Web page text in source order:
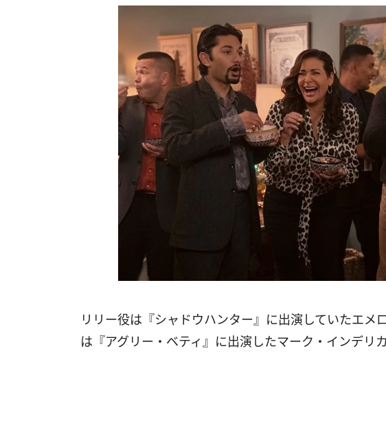
リリー役は『シャドウハンター』に出演していたエメ
は『アグリー・ベティ』に出演したマーク・インデリ